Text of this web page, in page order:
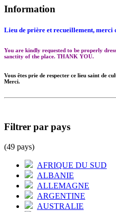
Information
Lieu de prière et recueillement, merci
You are kindly requested to be properly
sanctity of the place. THANK YOU.
Vous êtes prie de respecter ce lieu saint de
Merci.
Filtrer par pays
(49 pays)
AFRIQUE DU SUD
ALBANIE
ALLEMAGNE
ARGENTINE
AUSTRALIE